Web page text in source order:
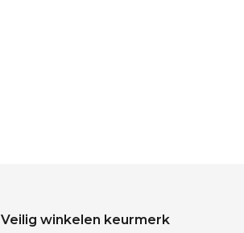
Veilig winkelen keurmerk